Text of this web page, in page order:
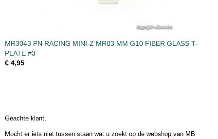
MR3043 PN RACING MINI-Z MR03 MM G10 FIBER GLASS T-
PLATE #3
€ 4,95
Geachte klant,
Mocht er iets niet tussen staan wat u zoekt op de webshop van MB